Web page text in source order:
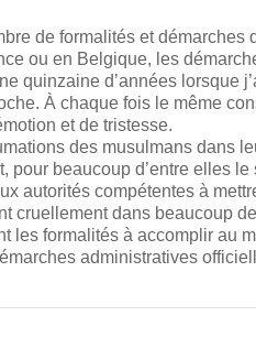
de formalités et
ou en Belgique, les
quinzaine d’années lorsque
À chaque fois le même
et de tristesse.
des musulmans dans
beaucoup d’entre elles le
autorités compétentes à
cruellement dans beaucoup
les formalités à accomplir au
administratives